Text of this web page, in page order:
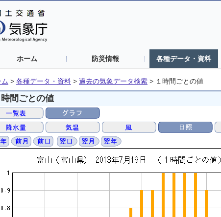
ホーム 防災情報 各種データ・資料
> 各種データ・資料 > 過去の気象データ検索 > １時間ごとの値
時間ごとの値